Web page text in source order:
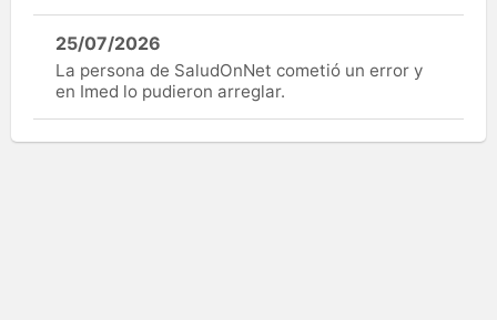
25/07/2026
La persona de SaludOnNet cometió un error y
en Imed lo pudieron arreglar.